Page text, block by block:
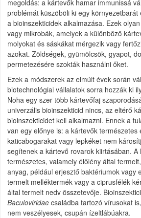
megoldás: a kártevők hamar immunissá
problémát küszöböli ki egy
a bioinszekticidek alkalmazása. Ezek
vagy mikrobák, amelyek a különböző
molyokat és sáskákat mérgezik vagy
azokat. Zöldségek, gyümölcsök, gyapot,
permetezésére szokták használni őket.
Ezek a módszerek az elmúlt évek során
biotechnológiai vállalatok sorra hozzák ki
Noha egy szer több kártevőfaj
univerzális bioinszekticid nincs, az eltérő
bioinszekticidet kell alkalmazni. Ennek a
van egy előnye is: a kártevők természetes
katicabogarakat vagy lepkéket nem
segítenek a kártevő rovarok kiirtásában. A
természetes, valamely élőlény által
anyag, például erjesztő baktériumok vagy
termelt melléktermék vagy a ciprusfélék
által termelt nedv összetevője.
Baculoviridae családba tartozó vírusokat
nem veszélyesek, csupán ízeltlábúakra.